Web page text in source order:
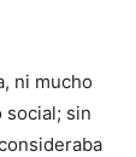
ni mucho
social; sin